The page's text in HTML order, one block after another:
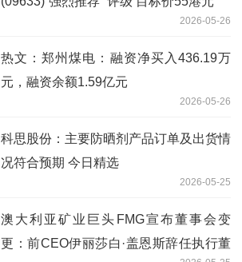
2026-05-26
热文：郑州煤电：融资净买入436.19万
元，融资余额1.59亿元
2026-05-26
科思股份：主要防晒剂产品订单及出货情
况符合预期 今日精选
2026-05-25
澳大利亚矿业巨头FMG宣布董事会变
更：前CEO伊丽莎白·盖恩斯辞任执行董